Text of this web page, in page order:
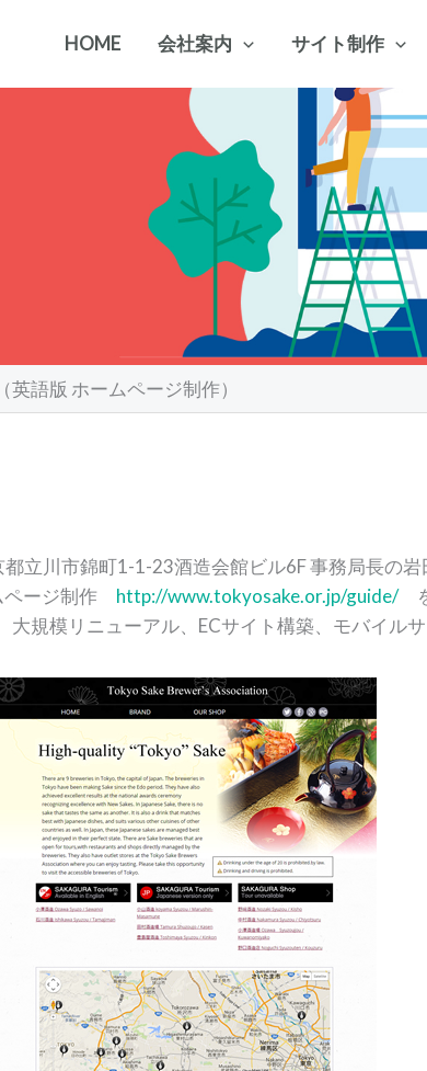
HOME 会社案内 サイト制作
語版 ホームページ制作）
立川市錦町1-1-23酒造会館ビル6F 事務局長の
ページ制作 http://www.tokyosake.or.jp/guide/を
規模リニューアル、ECサイト構築、モバイル